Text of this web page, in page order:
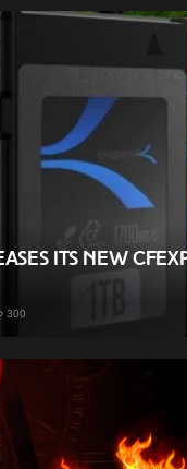
its new
300